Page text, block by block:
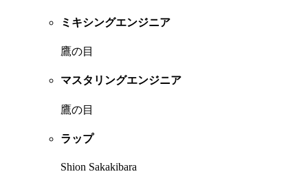
ミキシングエンジニア
鷹の目
マスタリングエンジニア
鷹の目
ラップ
Shion Sakakibara